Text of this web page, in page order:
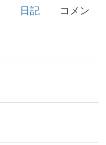
日記
コメン